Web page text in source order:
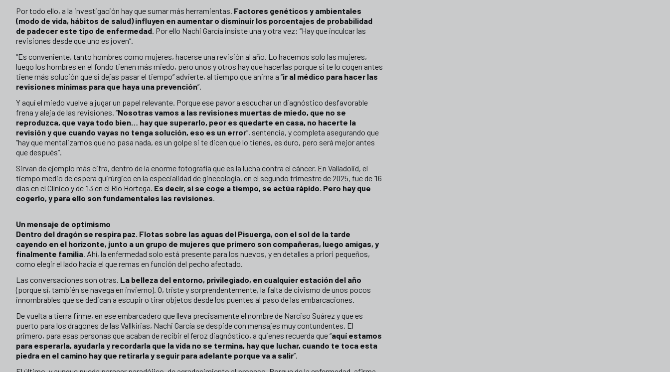
Por todo ello, a la investigación hay que sumar más herramientas. Factores genéticos y ambientales
(modo de vida, hábitos de salud) influyen en aumentar o disminuir los porcentajes de probabilidad
de padecer este tipo de enfermedad. Por ello Nachi García insiste una y otra vez: “Hay que inculcar las
revisiones desde que uno es joven”.
“Es conveniente, tanto hombres como mujeres, hacerse una revisión al año. Lo hacemos solo las mujeres,
luego los hombres en el fondo tienen más miedo, pero unos y otros hay que hacerlas porque si te lo cogen antes
tiene más solución que si dejas pasar el tiempo” advierte, al tiempo que anima a “ir al médico para hacer las
revisiones mínimas para que haya una prevención”.
Y aquí el miedo vuelve a jugar un papel relevante. Porque ese pavor a escuchar un diagnóstico desfavorable
frena y aleja de las revisiones. “Nosotras vamos a las revisiones muertas de miedo, que no se
reproduzca, que vaya todo bien… hay que superarlo, peor es quedarte en casa, no hacerte la
revisión y que cuando vayas no tenga solución, eso es un error”, sentencia, y completa asegurando que
“hay que mentalizarnos que no pasa nada, es un golpe si te dicen que lo tienes, es duro, pero será mejor antes
que después”.
Sirvan de ejemplo más cifra, dentro de la enorme fotografía que es la lucha contra el cáncer. En Valladolid, el
tiempo medio de espera quirúrgico en la especialidad de ginecología, en el segundo trimestre de 2025, fue de 16
días en el Clínico y de 13 en el Río Hortega. Es decir, si se coge a tiempo, se actúa rápido. Pero hay que
cogerlo, y para ello son fundamentales las revisiones.
Un mensaje de optimismo
Dentro del dragón se respira paz. Flotas sobre las aguas del Pisuerga, con el sol de la tarde
cayendo en el horizonte, junto a un grupo de mujeres que primero son compañeras, luego amigas, y
finalmente familia. Ahí, la enfermedad solo está presente para los nuevos, y en detalles a priori pequeños,
como elegir el lado hacia el que remas en función del pecho afectado.
Las conversaciones son otras. La belleza del entorno, privilegiado, en cualquier estación del año
(porque sí, también se navega en invierno). O, triste y sorprendentemente, la falta de civismo de unos pocos
innombrables que se dedican a escupir o tirar objetos desde los puentes al paso de las embarcaciones.
De vuelta a tierra firme, en ese embarcadero que lleva precisamente el nombre de Narciso Suárez y que es
puerto para los dragones de las Vallkirias, Nachi García se despide con mensajes muy contundentes. El
primero, para esas personas que acaban de recibir el feroz diagnóstico, a quienes recuerda que “aquí estamos
para esperarla, ayudarla y recordarla que la vida no se termina, hay que luchar, cuando te toca esta
piedra en el camino hay que retirarla y seguir para adelante porque va a salir”.